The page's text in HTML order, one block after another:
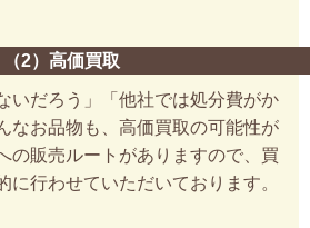
（2）高価買取
いだろう」「他社では処分費がか
なお品物も、高価買取の可能性が
の販売ルートがありますので、買
に行わせていただいております。